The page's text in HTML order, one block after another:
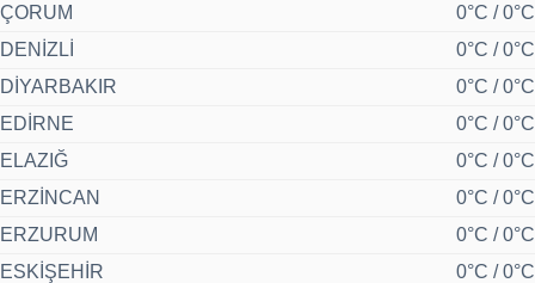
ÇORUM
0°C / 0°C
DENİZLİ
0°C / 0°C
DİYARBAKIR
0°C / 0°C
EDİRNE
0°C / 0°C
ELAZIĞ
0°C / 0°C
ERZİNCAN
0°C / 0°C
ERZURUM
0°C / 0°C
ESKİŞEHİR
0°C / 0°C